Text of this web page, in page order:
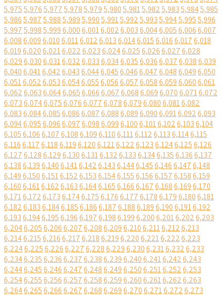
5,9755,9765,9775,9785,9795,9805,9815,9825,9835,9845,985
5,9865,9875,9885,9895,9905,9915,9925,9935,9945,9955,996
5,9975,9985,9996,0006,0016,0026,0036,0046,0056,0066,007
6,0086,0096,0106,0116,0126,0136,0146,0156,0166,0176,018
6,0196,0206,0216,0226,0236,0246,0256,0266,0276,028
6,0296,0306,0316,0326,0336,0346,0356,0366,0376,0386,039
6,0406,0416,0426,0436,0446,0456,0466,0476,0486,0496,050
6,0516,0526,0536,0546,0556,0566,0576,0586,0596,0606,061
6,0626,0636,0646,0656,0666,0676,0686,0696,0706,0716,072
6,0736,0746,0756,0766,0776,0786,0796,0806,0816,082
6,0836,0846,0856,0866,0876,0886,0896,0906,0916,0926,093
6,0946,0956,0966,0976,0986,0996,1006,1016,1026,1036,104
6,1056,1066,1076,1086,1096,1106,1116,1126,1136,1146,115
6,1166,1176,1186,1196,1206,1216,1226,1236,1246,1256,126
6,1276,1286,1296,1306,1316,1326,1336,1346,1356,1366,137
6,1386,1396,1406,1416,1426,1436,1446,1456,1466,1476,148
6,1496,1506,1516,1526,1536,1546,1556,1566,1576,1586,159
6,1606,1616,1626,1636,1646,1656,1666,1676,1686,1696,170
6,1716,1726,1736,1746,1756,1766,1776,1786,1796,1806,181
6,1826,1836,1846,1856,1866,1876,1886,1896,1906,1916,192
6,1936,1946,1956,1966,1976,1986,1996,2006,2016,2026,203
6,2046,2056,2066,2076,2086,2096,2106,2116,2126,213
6,2146,2156,2166,2176,2186,2196,2206,2216,2226,223
6,2246,2256,2266,2276,2286,2296,2306,2316,2326,233
6,2346,2356,2366,2376,2386,2396,2406,2416,2426,243
6,2446,2456,2466,2476,2486,2496,2506,2516,2526,253
6,2546,2556,2566,2576,2586,2596,2606,2616,2626,263
6,2646,2656,2666,2676,2686,2696,2706,2716,2726,273